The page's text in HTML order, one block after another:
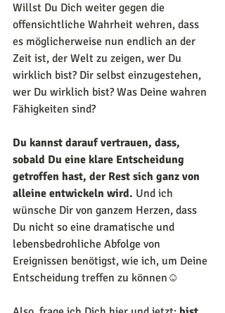
Willst Du Dich weiter gegen die
offensichtliche Wahrheit wehren, dass
es möglicherweise nun endlich an der
Zeit ist, der Welt zu zeigen, wer Du
wirklich bist? Dir selbst einzugestehen,
wer Du wirklich bist? Was Deine wahren
Fähigkeiten sind?
Du kannst darauf vertrauen, dass,
sobald Du eine klare Entscheidung
getroffen hast, der Rest sich ganz von
alleine entwickeln wird. Und ich
wünsche Dir von ganzem Herzen, dass
Du nicht so eine dramatische und
lebensbedrohliche Abfolge von
Ereignissen benötigst, wie ich, um Deine
Entscheidung treffen zu können☺